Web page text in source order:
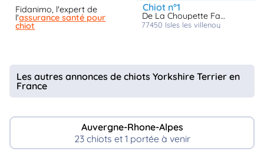
Fidanimo, l'expert de
l'assurance santé pour
chiot
chiot n°1
De La Choupette Family
77450 isles les villenoy
Les autres annonces de chiots Yorkshire Terrier en
France
Auvergne-Rhone-Alpes
23 chiots et 1 portée à venir